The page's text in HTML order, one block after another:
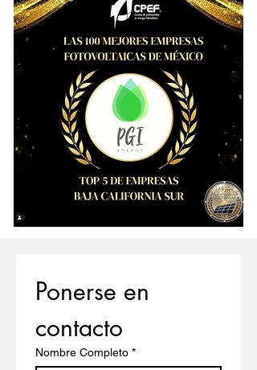
Ponerse en
contacto
Nombre Completo *